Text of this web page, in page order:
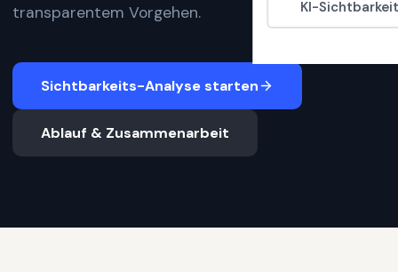
KI-
transparentem Vorgehen.
Sichtbarkeits-Analyse starten
Ablauf & Zusammenarbeit